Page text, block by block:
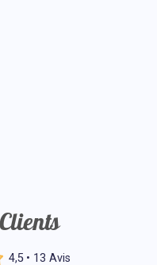
Clients
4,5 • 13 Avis